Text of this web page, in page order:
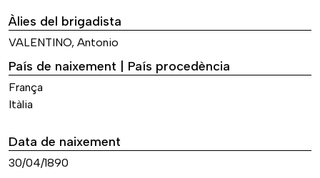
Àlies del brigadista
VALENTINO, Antonio
País de naixement | País procedència
França
Itàlia
Data de naixement
30/04/1890